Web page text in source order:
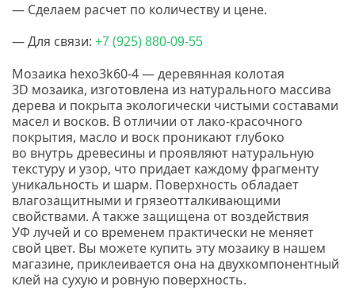
— Сделаем расчет по количеству и цене.
— Для связи: +7 (925) 880-09-55
Мозаика hexo3k60-4 — деревянная колотая
3D мозаика, изготовлена из натурального массива
дерева и покрыта экологически чистыми составами
масел и восков. В отличии от лако-красочного
покрытия, масло и воск проникают глубоко
во внутрь древесины и проявляют натуральную
текстуру и узор, что придает каждому фрагменту
уникальность и шарм. Поверхность обладает
влагозащитными и грязеотталкивающими
свойствами. А также защищена от воздействия
УФ лучей и со временем практически не меняет
свой цвет. Вы можете купить эту мозаику в нашем
магазине, приклеивается она на двухкомпонентный
клей на сухую и ровную поверхность.